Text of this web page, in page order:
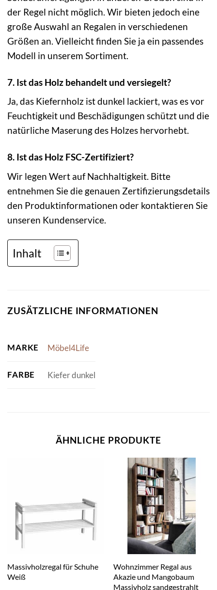
der Regel nicht möglich. Wir bieten jedoch eine
große Auswahl an Regalen in verschiedenen
Größen an. Vielleicht finden Sie ja ein passendes
Modell in unserem Sortiment.
7. Ist das Holz behandelt und versiegelt?
Ja, das Kiefernholz ist dunkel lackiert, was es vor
Feuchtigkeit und Beschädigungen schützt und die
natürliche Maserung des Holzes hervorhebt.
8. Ist das Holz FSC-Zertifiziert?
Wir legen Wert auf Nachhaltigkeit. Bitte
entnehmen Sie die genauen Zertifizierungsdetails
den Produktinformationen oder kontaktieren Sie
unseren Kundenservice.
Inhalt
ZUSÄTZLICHE INFORMATIONEN
MARKE Möbel4Life
FARBE Kiefer dunkel
ÄHNLICHE PRODUKTE
Massivholzregal für Schuhe
Weiß
Wohnzimmer Regal aus
Akazie und Mangobaum
Massivholz sandgestrahlt